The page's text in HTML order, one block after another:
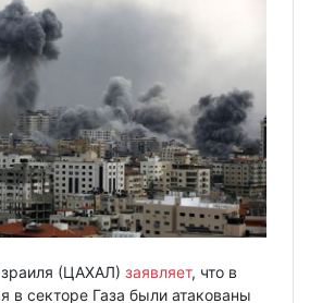
(ЦАХАЛ) заявляет, что в
в секторе Газа были атакованы